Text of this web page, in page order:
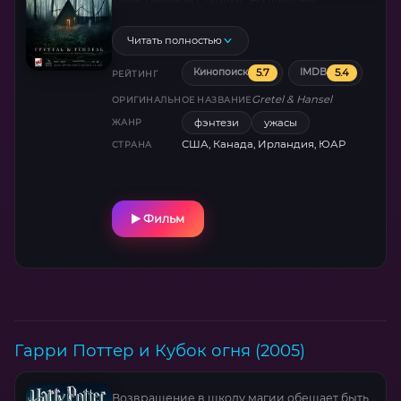
древний ужас: детские кошмары оживают, а
стены дома хранят секреты каннибальских
пиршеств. Фолк-хоррор от режиссёра
«Собирателя душ» с гипнотической
эстетикой и переосмыслением сказки
Читать полностью
РЕЙТИНГ Кинопоиск 5.7 IMDB 5.4
ОРИГИНАЛЬНОЕ НАЗВАНИЕGretel & Hansel
ЖАНР фэнтези ужасы
СТРАНА США, Канада, Ирландия, ЮАР
Фильм
Гарри Поттер и Кубок огня (2005)
Возвращение в школу магии обещает быть